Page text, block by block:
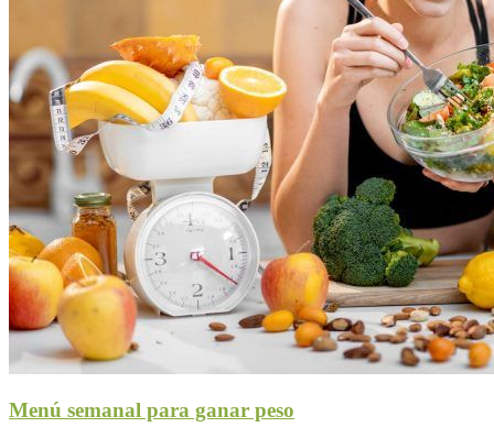
Menú semanal para ganar peso